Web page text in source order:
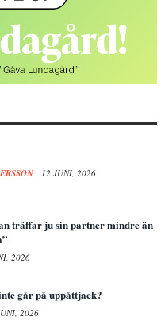
12 JUNI, 2026
träffar ju sin partner mindre än
2026
går på uppåttjack?
2026